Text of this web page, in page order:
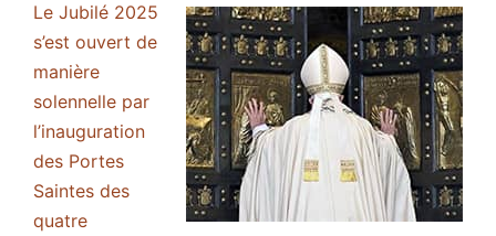
Le Jubilé 2025
s’est ouvert de
manière
solennelle par
l’inauguration
des Portes
Saintes des
quatre